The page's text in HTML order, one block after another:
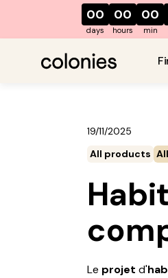
00
days
00
hours
00
min
19/11/2025
All products
Le projet d'